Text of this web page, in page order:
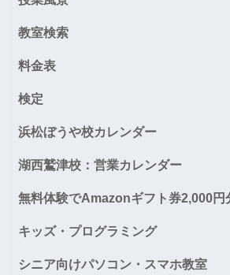
教室検索
料金表
検定
浜松ぼうや校カレンダー
湖西鷲津校：営業カレンダー
無料体験でAmazonギフト券2,000円
キッズ・プログラミング
シニア向けパソコン・スマホ教室